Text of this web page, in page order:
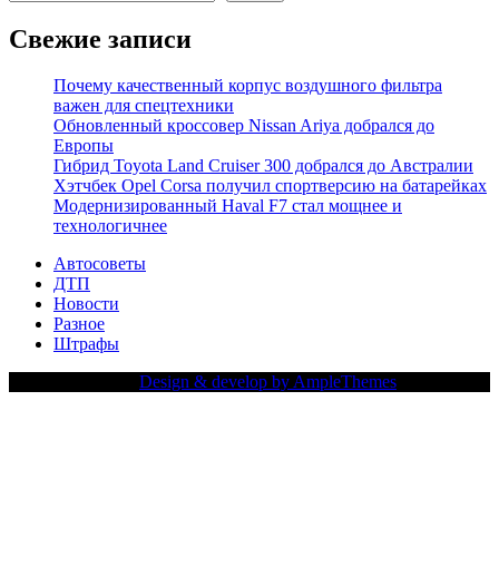
Свежие записи
Почему качественный корпус воздушного фильтра
важен для спецтехники
Обновленный кроссовер Nissan Ariya добрался до
Европы
Гибрид Toyota Land Cruiser 300 добрался до Австралии
Хэтчбек Opel Corsa получил спортверсию на батарейках
Модернизированный Haval F7 стал мощнее и
технологичнее
Автосоветы
ДТП
Новости
Разное
Штрафы
Design & develop by AmpleThemes